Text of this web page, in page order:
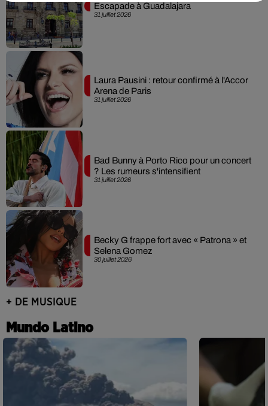
31 juillet 2026
Escapade à Guadalajara
31 juillet 2026
Laura Pausini : retour confirmé à l'Accor
Arena de Paris
31 juillet 2026
Bad Bunny à Porto Rico pour un concert
? Les rumeurs s'intensifient
30 juillet 2026
Becky G frappe fort avec « Patrona » et
Selena Gomez
+ DE MUSIQUE
Mundo Latino